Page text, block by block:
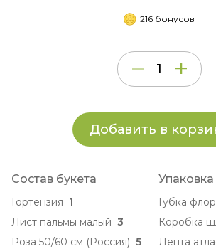
216 бонусов
Добавить в
Состав букета
Гортензия 1
Лист пальмы малый 3
Роза 50/60 см (Россия) 5
Упаковка
Губка
Коробка
Лента